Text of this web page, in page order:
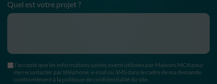
Quel est votre projet ?
J’accepte que les informations saisies soient utilisées par Maisons MCA pour
me recontacter par téléphone, e-mail ou SMS dans le cadre de ma demande,
conformément à la politique de confidentialité du site.